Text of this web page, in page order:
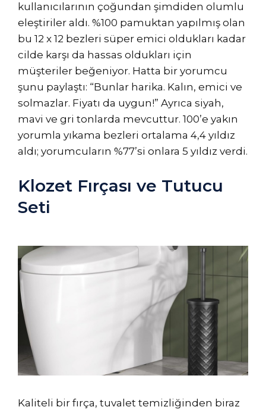
kullanıcılarının çoğundan şimdiden olumlu
eleştiriler aldı. %100 pamuktan yapılmış olan
bu 12 x 12 bezleri süper emici oldukları kadar
cilde karşı da hassas oldukları için
müşteriler beğeniyor. Hatta bir yorumcu
şunu paylaştı: “Bunlar harika. Kalın, emici ve
solmazlar. Fiyatı da uygun!” Ayrıca siyah,
mavi ve gri tonlarda mevcuttur. 100’e yakın
yorumla yıkama bezleri ortalama 4,4 yıldız
aldı; yorumcuların %77’si onlara 5 yıldız verdi.
Klozet Fırçası ve Tutucu
Seti
Kaliteli bir fırça, tuvalet temizliğinden biraz